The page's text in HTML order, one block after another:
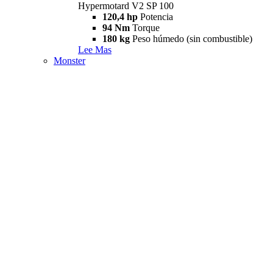
Hypermotard V2 SP 100
120,4 hp Potencia
94 Nm Torque
180 kg Peso húmedo (sin combustible)
Lee Mas
Monster